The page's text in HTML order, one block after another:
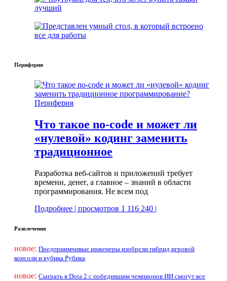
Периферия
Периферия
Что такое no-code и может ли
«нулевой» кодинг заменить
традиционное
Разработка веб-сайтов и приложений требует
времени, денег, а главное – знаний в области
программирования. Не всем под
Подробнее | просмотров 1 116 240 |
Развлечения
новое: Предприимчивые инженеры изобрели гибрид игровой
консоли и кубика Рубика
новое: Сыграть в Dota 2 с победившим чемпионов ИИ смогут все